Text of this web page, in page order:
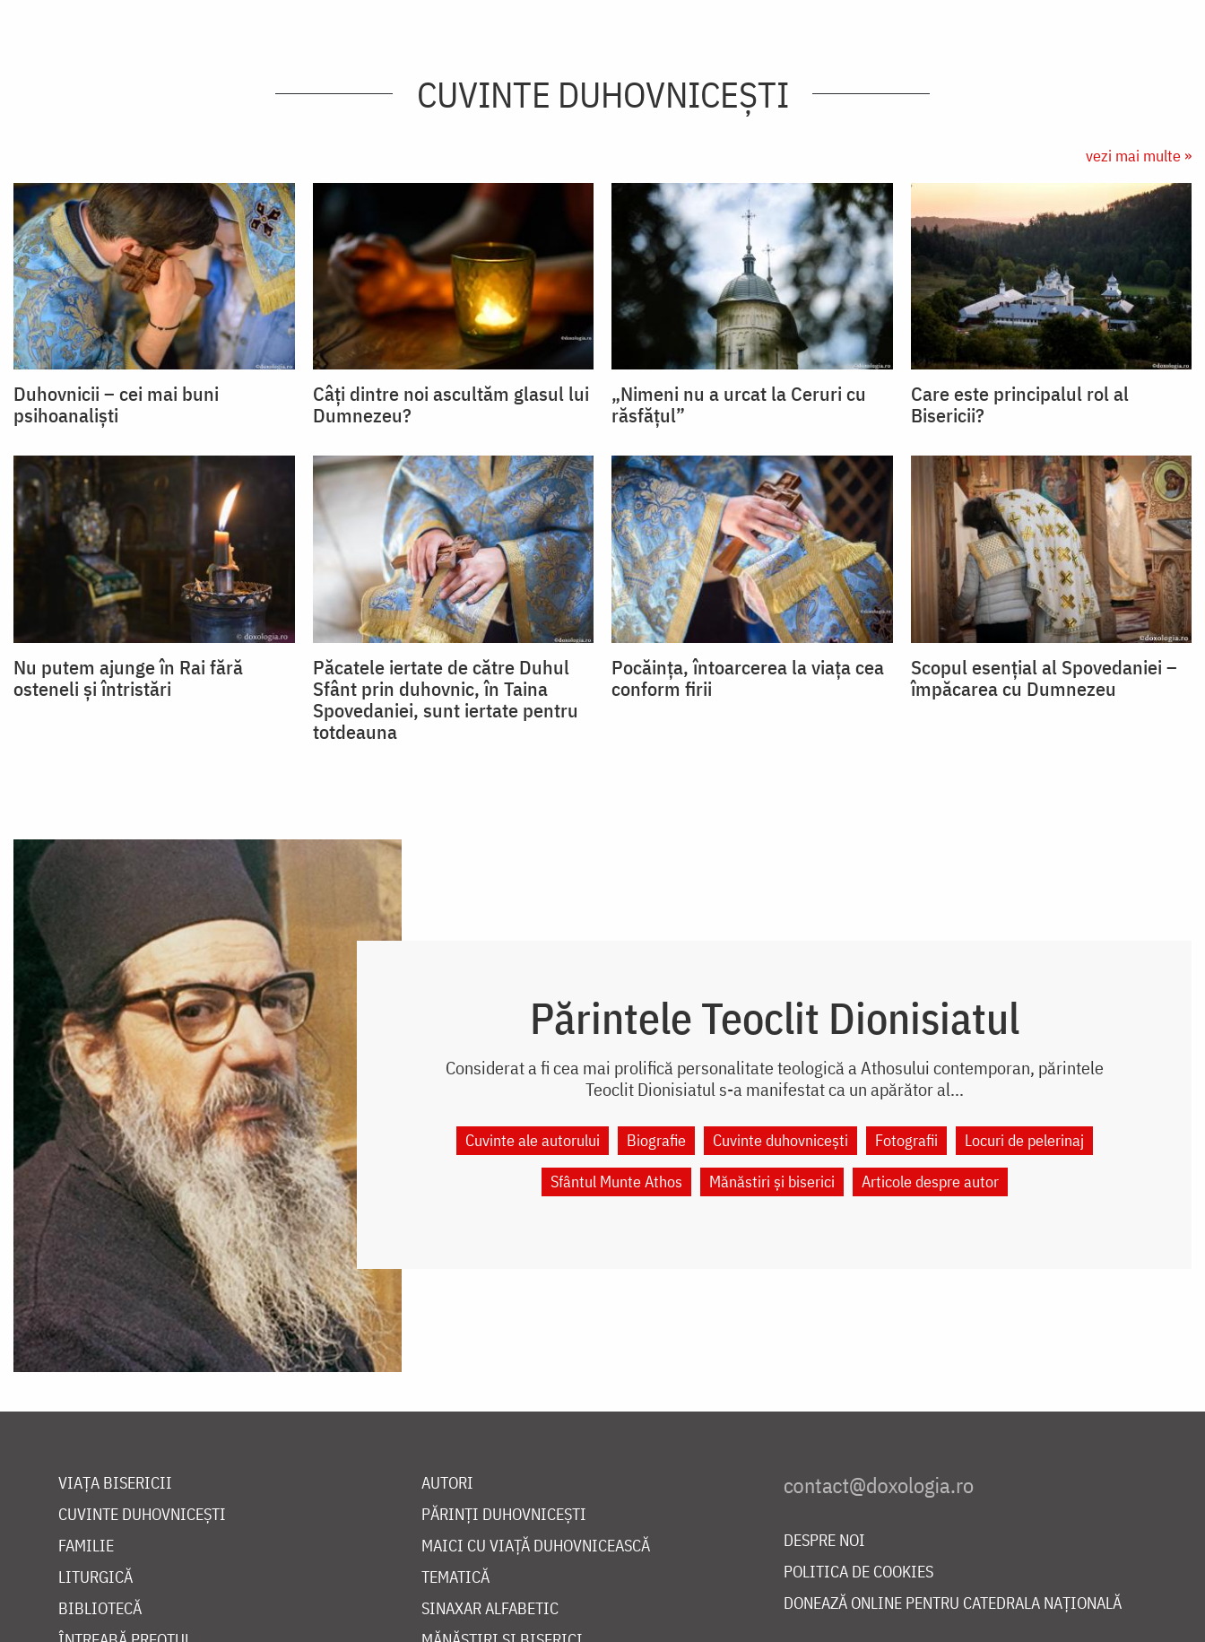
CUVINTE DUHOVNICEȘTI
vezi mai multe »
Duhovnicii – cei mai buni
psihoanaliști
Câți dintre noi ascultăm glasul lui
Dumnezeu?
„Nimeni nu a urcat la Ceruri cu
răsfățul”
Care este principalul rol al
Bisericii?
Nu putem ajunge în Rai fără
osteneli și întristări
Păcatele iertate de către Duhul
Sfânt prin duhovnic, în Taina
Spovedaniei, sunt iertate pentru
totdeauna
Pocăința, întoarcerea la viața cea
conform firii
Scopul esențial al Spovedaniei –
împăcarea cu Dumnezeu
Părintele Teoclit Dionisiatul
Considerat a fi cea mai prolifică personalitate teologică a Athosului contemporan, părintele
Teoclit Dionisiatul s-a manifestat ca un apărător al...
Cuvinte ale autorului Biografie Cuvinte duhovnicești Fotografii
Locuri de pelerinaj
Sfântul Munte Athos
Mănăstiri și biserici Articole despre autor
VIAȚA BISERICII
CUVINTE DUHOVNICEȘTI
FAMILIE
LITURGICĂ
BIBLIOTECĂ
AUTORI
PĂRINȚI DUHOVNICEȘTI
MAICI CU VIAȚĂ DUHOVNICEASCĂ
TEMATICĂ
SINAXAR ALFABETIC
DESPRE NOI
POLITICA DE COOKIES
DONEAZĂ ONLINE PENTRU CATEDRALA NAȚIONALĂ